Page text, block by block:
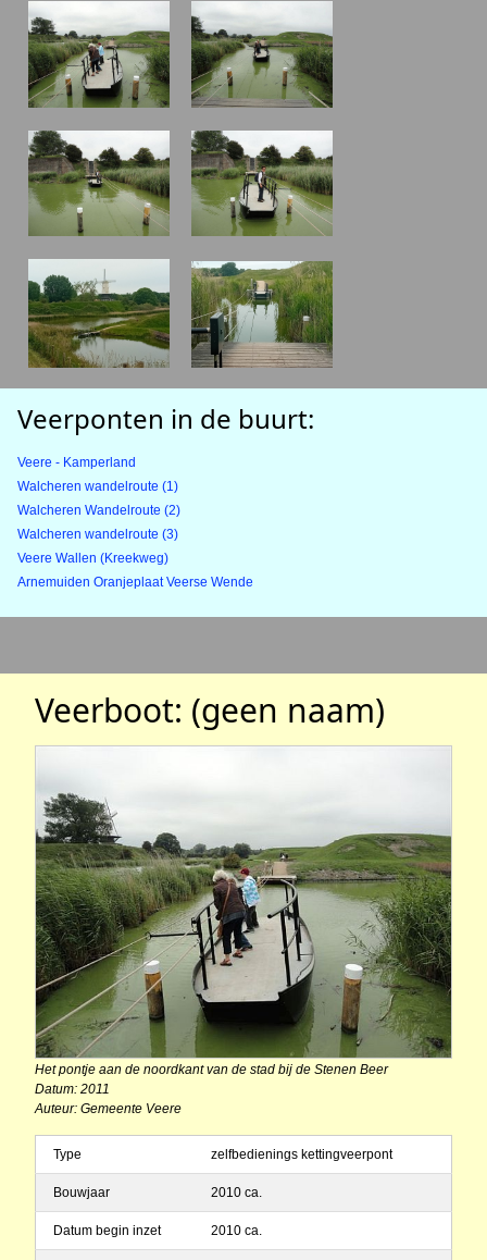
Veerponten in de buurt:
Veere - Kamperland
Walcheren wandelroute (1)
Walcheren Wandelroute (2)
Walcheren wandelroute (3)
Veere Wallen (Kreekweg)
Arnemuiden Oranjeplaat Veerse Wende
Veerboot: (geen naam)
Het pontje aan de noordkant van de stad bij de Stenen Beer
Datum: 2011
Auteur: Gemeente Veere
Type zelfbedienings kettingveerpont
Bouwjaar 2010 ca.
Datum begin inzet 2010 ca.